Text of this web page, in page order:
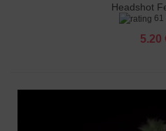
Headshot
61
5.20